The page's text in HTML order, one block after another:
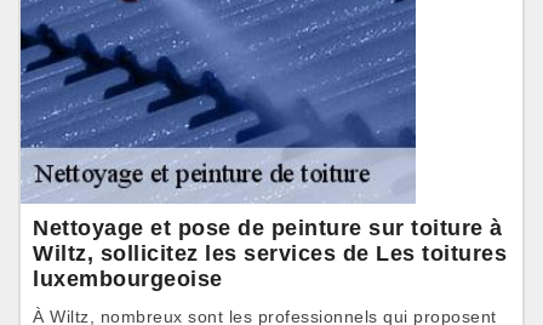
Nettoyage et pose de peinture sur toiture à
Wiltz, sollicitez les services de Les toitures
luxembourgeoise
À Wiltz, nombreux sont les professionnels qui proposent